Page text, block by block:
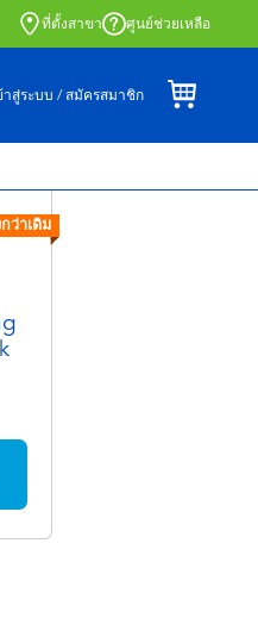
นไลน์และรับที่หน้าร้านด้วย Click
ที่ตั้งสาขา ศูนย์ช่วยเหลือ
าสู่ระบบ / สมัครสมาชิก
ว่าเดิม